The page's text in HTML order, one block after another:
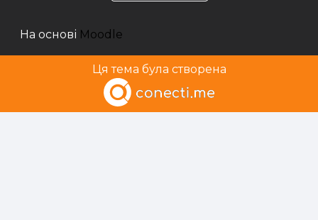
На основі Moodle
Ця тема була створена